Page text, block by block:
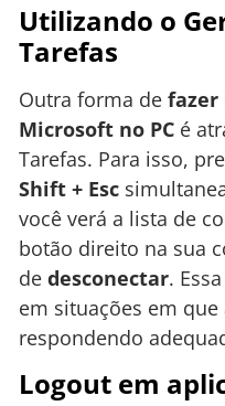
Utilizando o
Tarefas
Outra forma de fazer
Microsoft no PC é
Tarefas. Para isso,
Shift + Esc
você verá a lista de
botão direito na sua
de desconectar.
em situações em
respondendo
Logout em